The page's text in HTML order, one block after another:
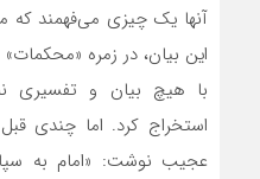
آنها یک چیزی می‌فهمند که
این بیان، در زمره
با هیچ بیان و تفسیری
استخراج کرد. اما چندی
عجیب نوشت: «امام به